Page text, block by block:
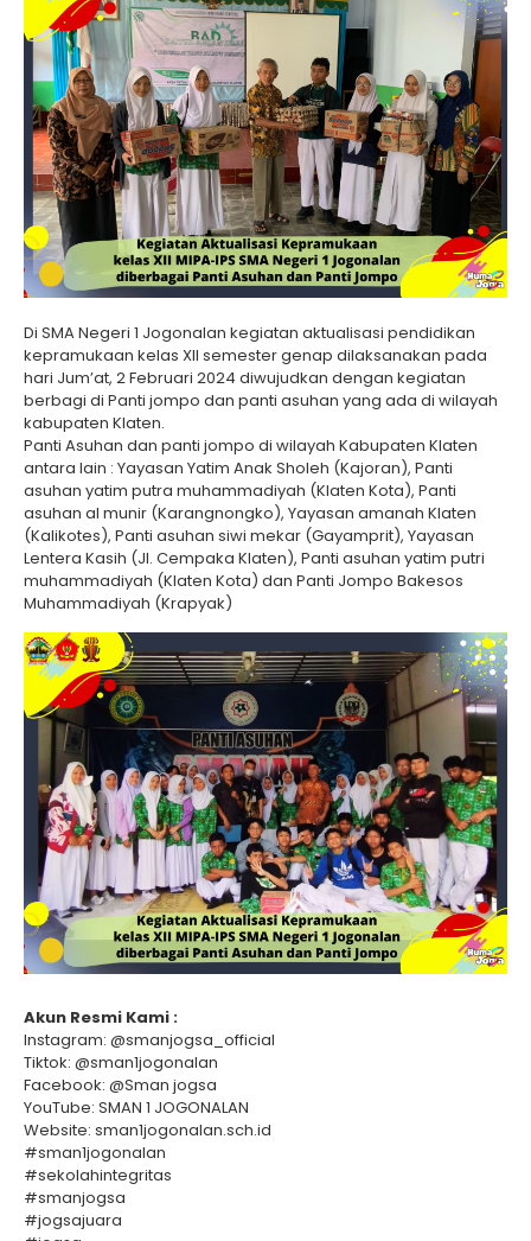
Di SMA Negeri 1 Jogonalan kegiatan aktualisasi pendidikan
kepramukaan kelas XII semester genap dilaksanakan pada
hari Jum’at, 2 Februari 2024 diwujudkan dengan kegiatan
berbagi di Panti jompo dan panti asuhan yang ada di wilayah
kabupaten Klaten.
Panti Asuhan dan panti jompo di wilayah Kabupaten Klaten
antara lain : Yayasan Yatim Anak Sholeh (Kajoran), Panti
asuhan yatim putra muhammadiyah (Klaten Kota), Panti
asuhan al munir (Karangnongko), Yayasan amanah Klaten
(Kalikotes), Panti asuhan siwi mekar (Gayamprit), Yayasan
Lentera Kasih (Jl. Cempaka Klaten), Panti asuhan yatim putri
muhammadiyah (Klaten Kota) dan Panti Jompo Bakesos
Muhammadiyah (Krapyak)
Akun Resmi Kami :
Instagram: @smanjogsa_official
Tiktok: @sman1jogonalan
Facebook: @Sman jogsa
YouTube: SMAN 1 JOGONALAN
Website: sman1jogonalan.sch.id
#sman1jogonalan
#sekolahintegritas
#smanjogsa
#jogsajuara